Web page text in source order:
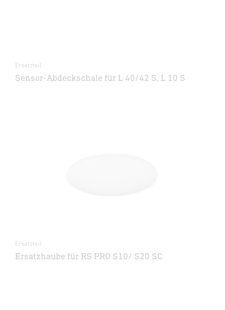
Ersatzteil
Sensor-Abdeckschale für L 40/42 S, L 10 S
Ersatzteil
Ersatzhaube für RS PRO S10/ S20 SC